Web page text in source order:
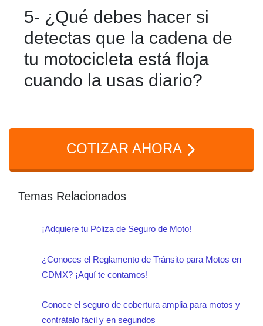
traseras, los intermitentes y el claxon.
Un sistema eléctrico en buen estado es
esencial para la seguridad,
especialmente en condiciones de poca
5- ¿Qué debes hacer si
detectas que la cadena de
tu motocicleta está floja
cuando la usas diario?
debes tensarla de acuerdo con las
especificaciones del fabricante y
lubricarla adecuadamente. Una cadena
bien mantenida evita el desgaste
accidentes.
COTIZAR AHORA
Temas Relacionados
¡Adquiere tu Póliza de Seguro de Moto!
¿Conoces el Reglamento de Tránsito para Motos en
CDMX? ¡Aquí te contamos!
Conoce el seguro de cobertura amplia para motos y
contrátalo fácil y en segundos